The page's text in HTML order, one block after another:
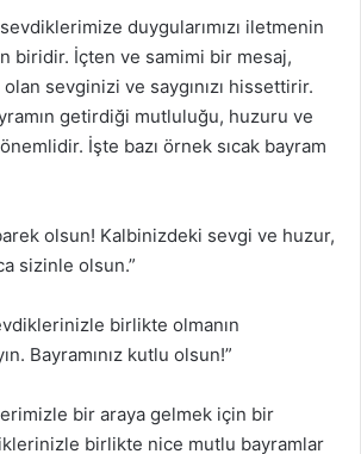
duygularımızı iletmenin
biridir. İçten ve samimi bir mesaj,
olan sevginizi ve saygınızı hissettirir.
getirdiği mutluluğu, huzuru ve
İşte bazı örnek sıcak bayram
olsun! Kalbinizdeki sevgi ve huzur,
sizinle olsun.”
birlikte olmanın
Bayramınız kutlu olsun!”
bir araya gelmek için bir
birlikte nice mutlu bayramlar